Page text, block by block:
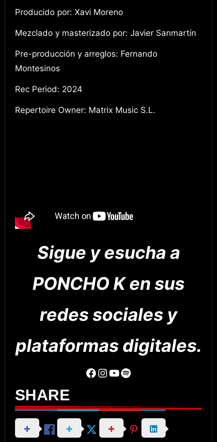
Producido por: Xavi Moreno
Mezclado y masterizado por: Javier Sanmartín
Pre-producción y arreglos: Fernando
Montesinos
Rec Period: 2024
Repertoire Owner: Matrix Music S.L.
Sigue y esucha a
PONCHO K en sus
redes sociales y
plataformas digitales.
Facebook Instagram YouTube Spotify
SHARE